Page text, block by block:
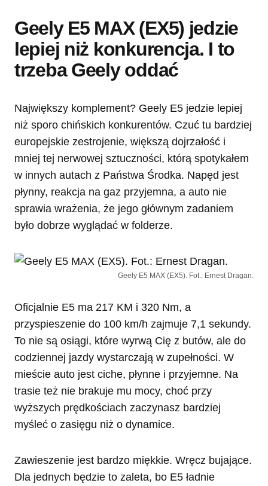
Geely E5 MAX (EX5) jedzie
lepiej niż konkurencja. I to
trzeba Geely oddać
Największy komplement? Geely E5 jedzie lepiej
niż sporo chińskich konkurentów. Czuć tu bardziej
europejskie zestrojenie, większą dojrzałość i
mniej tej nerwowej sztuczności, którą spotykałem
w innych autach z Państwa Środka. Napęd jest
płynny, reakcja na gaz przyjemna, a auto nie
sprawia wrażenia, że jego głównym zadaniem
było dobrze wyglądać w folderze.
Geely E5 MAX (EX5). Fot.: Ernest Dragan.
Oficjalnie E5 ma 217 KM i 320 Nm, a
przyspieszenie do 100 km/h zajmuje 7,1 sekundy.
To nie są osiągi, które wyrwą Cię z butów, ale do
codziennej jazdy wystarczają w zupełności. W
mieście auto jest ciche, płynne i przyjemne. Na
trasie też nie brakuje mu mocy, choć przy
wyższych prędkościach zaczynasz bardziej
myśleć o zasięgu niż o dynamice.
Zawieszenie jest bardzo miękkie. Wręcz bujające.
Dla jednych będzie to zaleta, bo E5 ładnie